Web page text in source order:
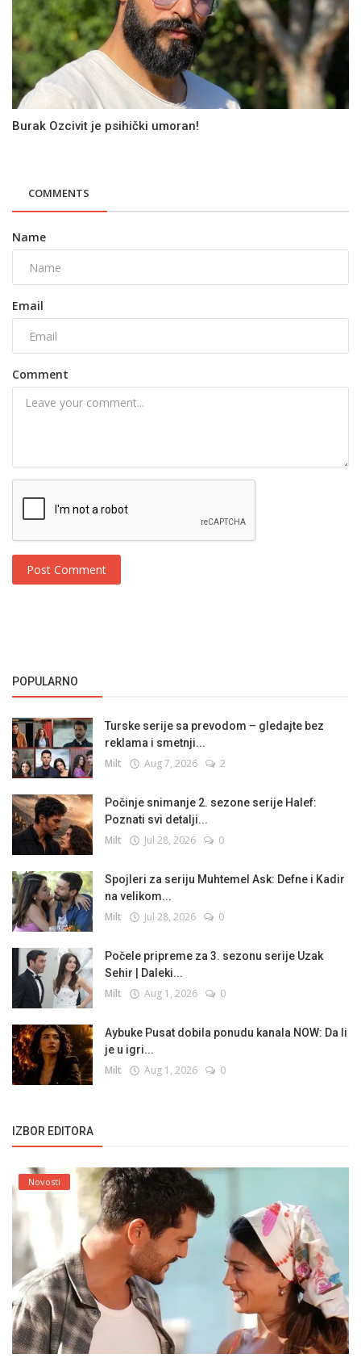
Burak Ozcivit je psihički umoran!
COMMENTS
Name
Email
Comment
Post Comment
POPULARNO
Turske serije sa prevodom – gledajte bez
reklama i smetnji...
Milt Aug 7, 2026 2
Počinje snimanje 2. sezone serije Halef:
Poznati svi detalji...
Milt Jul 28, 2026 0
Spojleri za seriju Muhtemel Ask: Defne i Kadir
na velikom...
Milt Jul 28, 2026 0
Počele pripreme za 3. sezonu serije Uzak
Sehir | Daleki...
Milt Aug 1, 2026 0
Aybuke Pusat dobila ponudu kanala NOW: Da li
je u igri...
Milt Aug 1, 2026 0
IZBOR EDITORA
Novosti